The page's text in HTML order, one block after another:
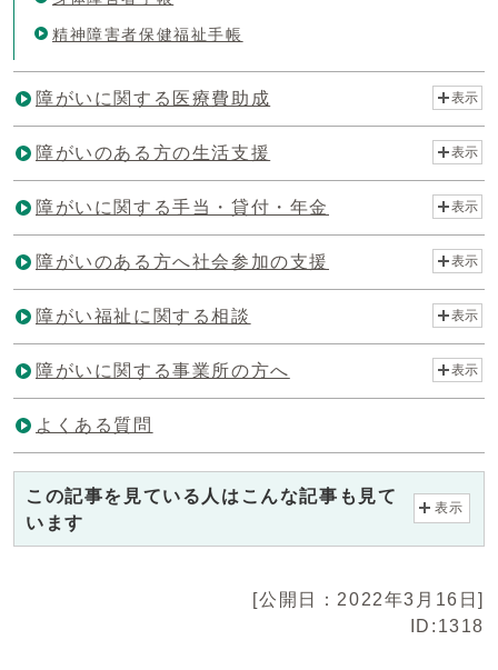
精神障害者保健福祉手帳
障がいに関する医療費助成 表示
障がいのある方の生活支援 表示
障がいに関する手当・貸付・年金 表示
障がいのある方へ社会参加の支援 表示
障がい福祉に関する相談 表示
障がいに関する事業所の方へ 表示
よくある質問
この記事を見ている人はこんな記事も見て
います
表示
[公開日：2022年3月16日]
ID:1318